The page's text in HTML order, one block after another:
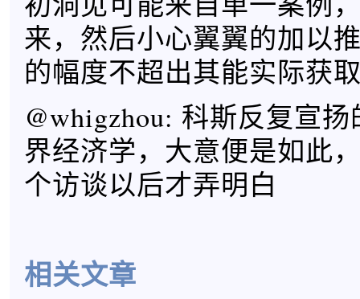
来，然后小心翼翼的加以
的幅度不超出其能实际获
@whigzhou: 科斯反复宣
界经济学，大意便是如此
个访谈以后才弄明白
相关文章